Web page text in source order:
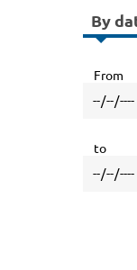
By
From
to